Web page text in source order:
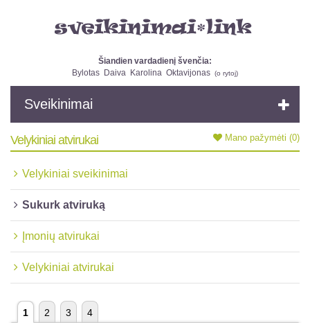
Šiandien vardadienį švenčia:
Bylotas Daiva Karolina Oktavijonas (o rytoj)
Sveikinimai
Mano pažymėti (0)
Velykiniai atvirukai
Velykiniai sveikinimai
Sukurk atviruką
Įmonių atvirukai
Velykiniai atvirukai
1 2 3 4